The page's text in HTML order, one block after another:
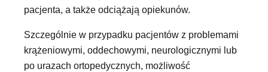
pacjenta, a także odciążają opiekunów.
Szczególnie w przypadku pacjentów z problemami
krążeniowymi, oddechowymi, neurologicznymi lub
po urazach ortopedycznych, możliwość